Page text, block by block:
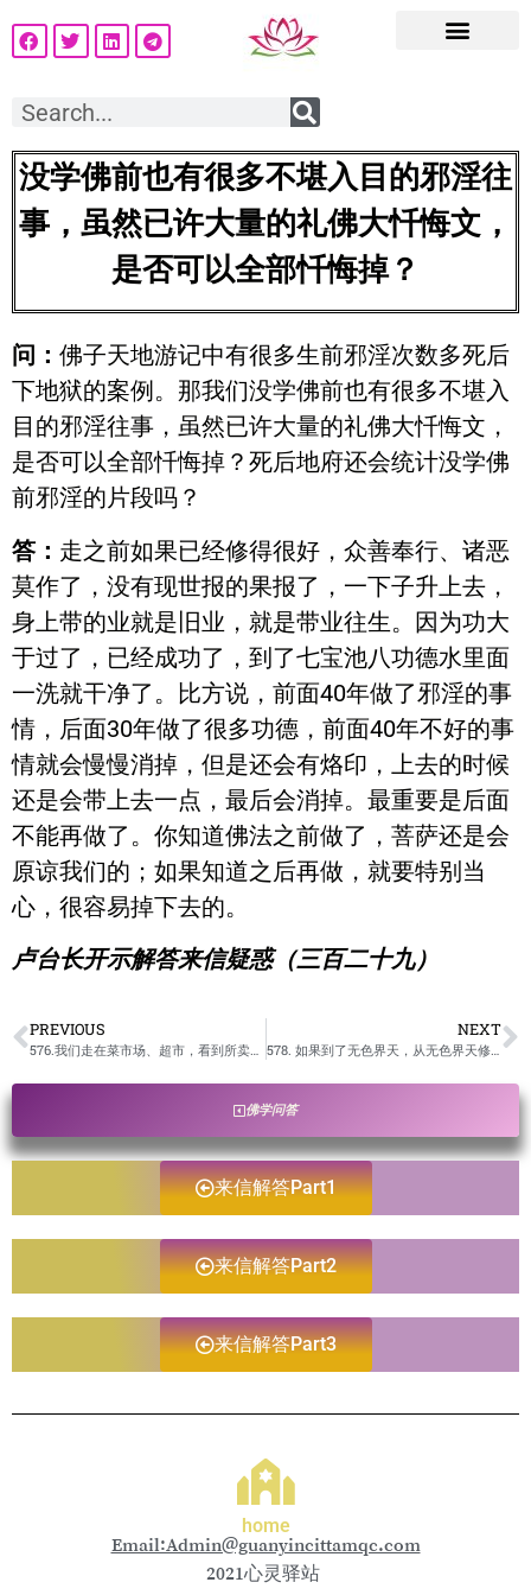
没学佛前也有很多不堪入目的邪淫往
事，虽然已许大量的礼佛大忏悔文，
是否可以全部忏悔掉？
问： 佛子天地游记中有很多生前邪淫次数多死后
下地狱的案例。那我们没学佛前也有很多不堪入
目的邪淫往事，虽然已许大量的礼佛大忏悔文，
是否可以全部忏悔掉？死后地府还会统计没学佛
前邪淫的片段吗？
答： 走之前如果已经修得很好，众善奉行、诸恶
莫作了，没有现世报的果报了，一下子升上去，
身上带的业就是旧业，就是带业往生。因为功大
于过了，已经成功了，到了七宝池八功德水里面
一洗就干净了。比方说，前面40年做了邪淫的事
情，后面30年做了很多功德，前面40年不好的事
情就会慢慢消掉，但是还会有烙印，上去的时候
还是会带上去一点，最后会消掉。最重要是后面
不能再做了。你知道佛法之前做了，菩萨还是会
原谅我们的；如果知道之后再做，就要特别当
心，很容易掉下去的。
卢台长开示解答来信疑惑（三百二十九）
PREVIOUS NEXT
578. 如果到了无色界天，从无色界天修出六道的比例高，还是在无色界天享完天福掉回下来的比例高？/卢台长开示解答来信疑惑
佛学问答
来信解答Part1
来信解答Part2
来信解答Part3
home
Email:Admin@guanyincittamqc.com
2021心灵驿站